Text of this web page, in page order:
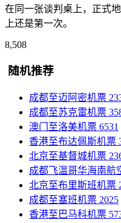
在同一张谈判桌上，正式
上还是第一次。
8,508
随机推荐
成都至迈阿密机票
成都至苏克雷机票
澳门至洛美机票 6531
香港至布达佩斯机票
北京至基督城机票
成都飞温哥华海南航
北京至布里斯班机票
成都至塞班机票 2025
香港至巴马科机票